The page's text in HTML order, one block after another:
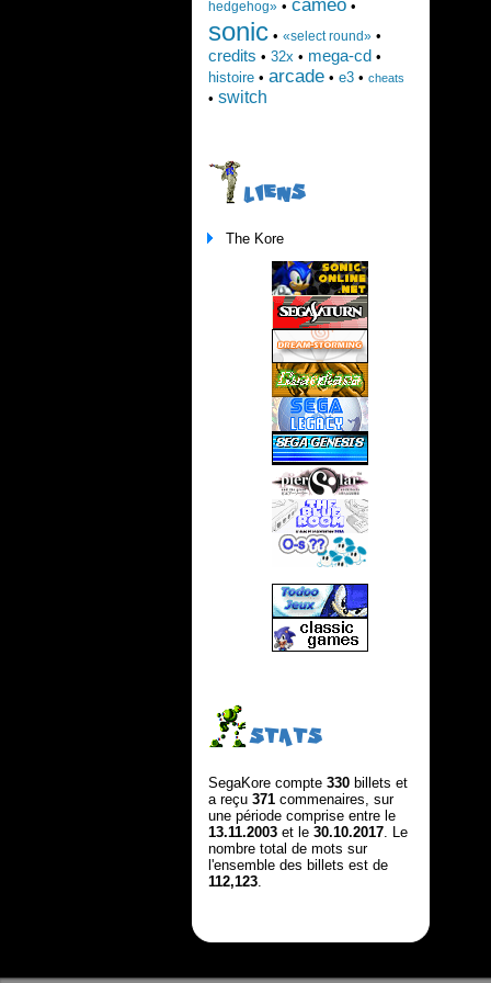
hedgehog» • •
sonic •«select round» •
credits •32x • mega-cd •
histoire •arcade •e3 •cheats
•switch
LIENS
The Kore
STATS
SegaKore compte330 billets et
a reçu371 commenaires, sur
une période comprise entre le
13.11.2003 et le30.10.2017. Le
nombre total de mots sur
l'ensemble des billets est de
112,123.